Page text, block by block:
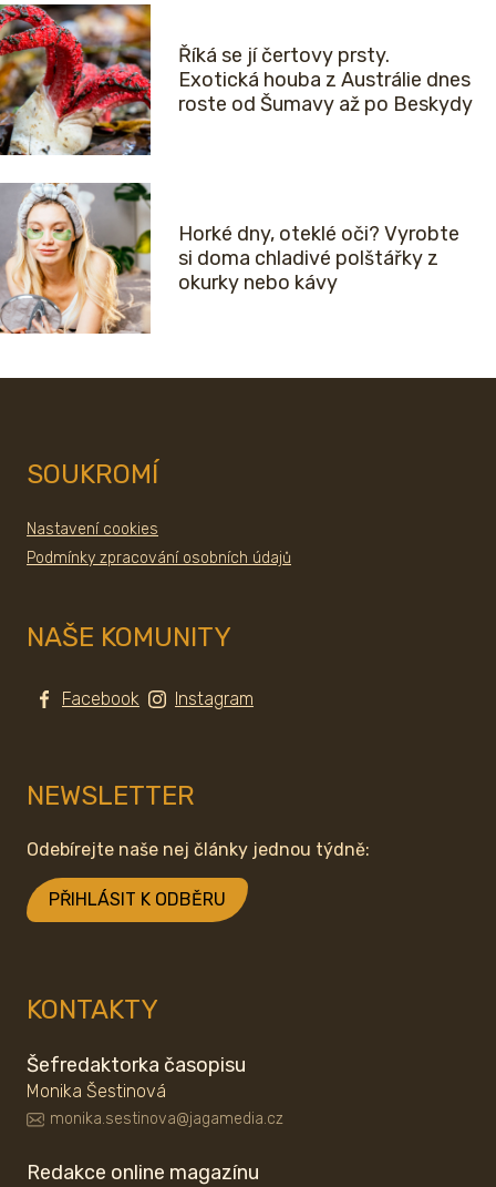
Říká se jí čertovy prsty.
Exotická houba z Austrálie dnes
roste od Šumavy až po Beskydy
Horké dny, oteklé oči? Vyrobte
si doma chladivé polštářky z
okurky nebo kávy
SOUKROMÍ
Nastavení cookies
Podmínky zpracování osobních údajů
NAŠE KOMUNITY
Facebook Instagram
NEWSLETTER
Odebírejte naše nej články jednou týdně:
PŘIHLÁSIT K ODBĚRU
KONTAKTY
Šefredaktorka časopisu
Monika Šestinová
monika.sestinova@jagamedia.cz
Redakce online magazínu